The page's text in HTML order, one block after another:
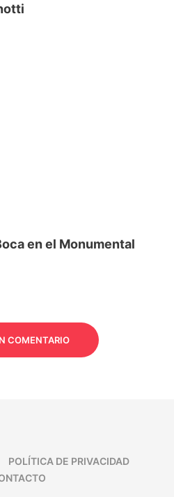
en el Monumental
COMENTARIO
POLÍTICA DE PRIVACIDAD